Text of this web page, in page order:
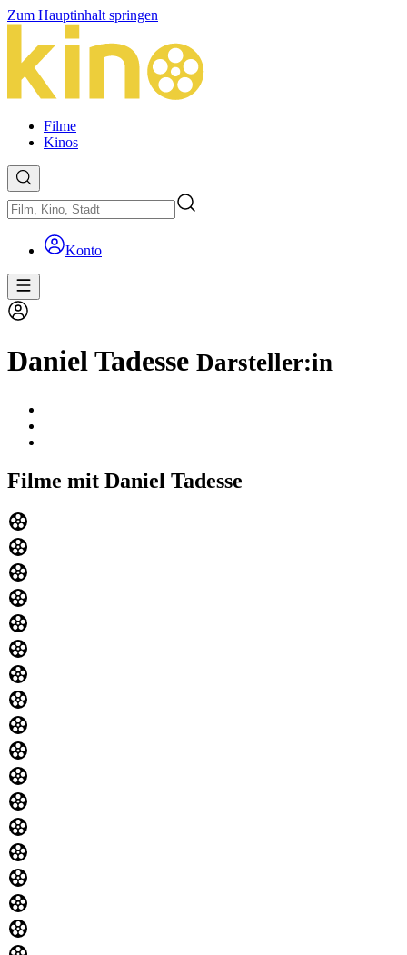
Zum Hauptinhalt springen
Filme
Kinos
Konto
Daniel Tadesse Darsteller:in
Filme mit Daniel Tadesse